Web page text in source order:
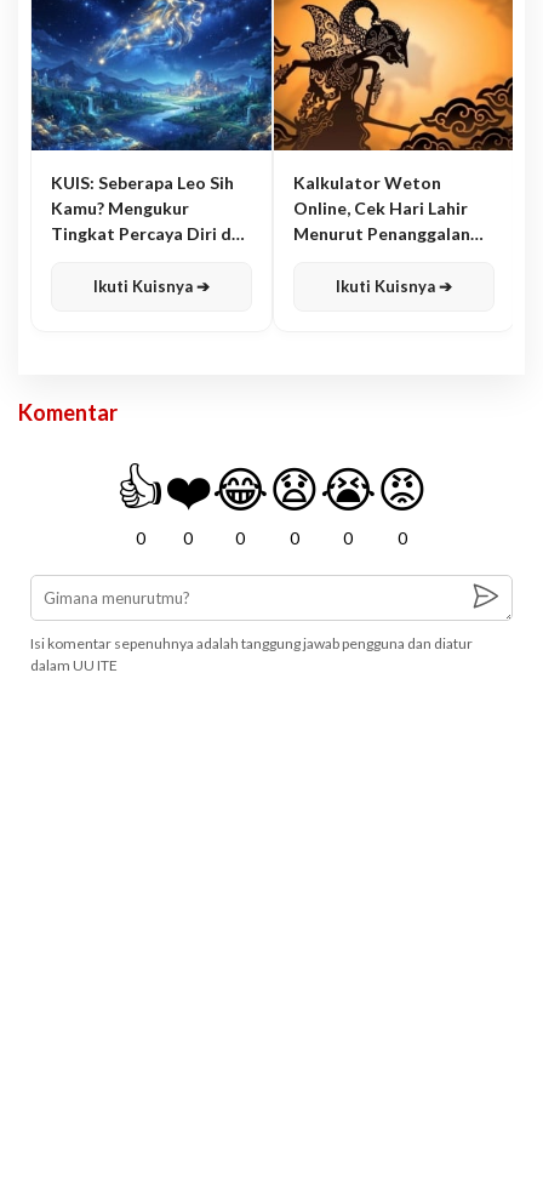
KUIS: Seberapa Leo Sih
Kamu? Mengukur
Tingkat Percaya Diri dan
Ikuti Kuisnya ➔
Kalkulator Weton
Online, Cek Hari Lahir
Menurut Penanggalan
Ikuti Kuisnya ➔
Komentar
👍
0
❤️
0
😂
0
😧
0
😭
0
😡
0
Isi komentar sepenuhnya adalah tanggung jawab pengguna dan diatur
dalam UU ITE